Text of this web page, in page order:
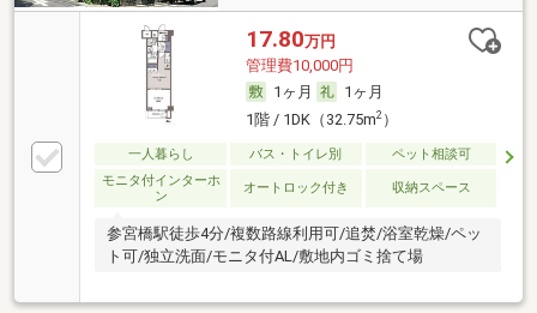
17.80万円
管理費10,000円
1ヶ月
1ヶ月
1階 / 1DK（32.75m2）
一人暮らし バス・トイレ別
ペット相談可
モニタ付インターホ
ン
オートロック付き 収納スペース
参宮橋駅徒歩4分/複数路線利用可/追焚/浴室乾燥/ペッ
ト可/独立洗面/モニタ付AL/敷地内ゴミ捨て場